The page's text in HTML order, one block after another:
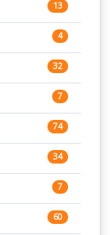
146
231
134
2
153
345
15
16
13
4
32
7
74
34
7
60